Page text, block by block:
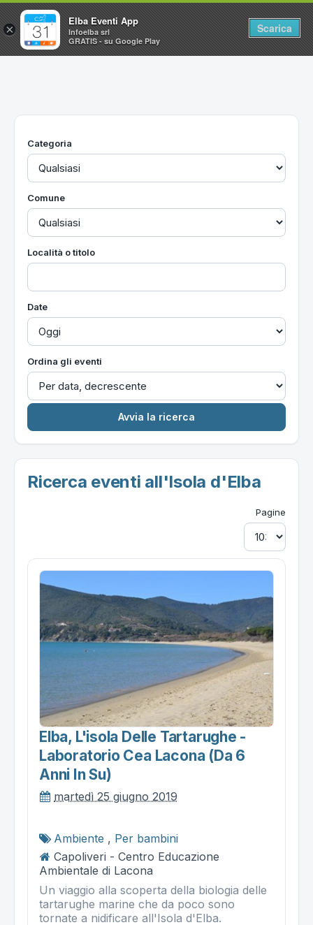
Home
Utilità
Categoria
Comune
Località o titolo
Date
Ordina gli eventi
Ricerca eventi all'Isola d'Elba
Pagine
Elba, L'isola Delle Tartarughe -
Laboratorio Cea Lacona (da 6
Anni In Su)
martedì 25 giugno 2019
Ambiente , Per bambini
Capoliveri - Centro Educazione
Ambientale di Lacona
Un viaggio alla scoperta della biologia delle
tartarughe marine che da poco sono
tornate a nidificare all'Isola d'Elba.
×
Elba Eventi App
Infoelba srl
GRATIS - su Google Play
Scarica